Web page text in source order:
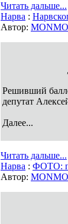
Читать дальше...
Нарва :
Автор:
Решивший
депутат
Далее...
Читать дальше...
Нарва : ФОТО:
Автор: